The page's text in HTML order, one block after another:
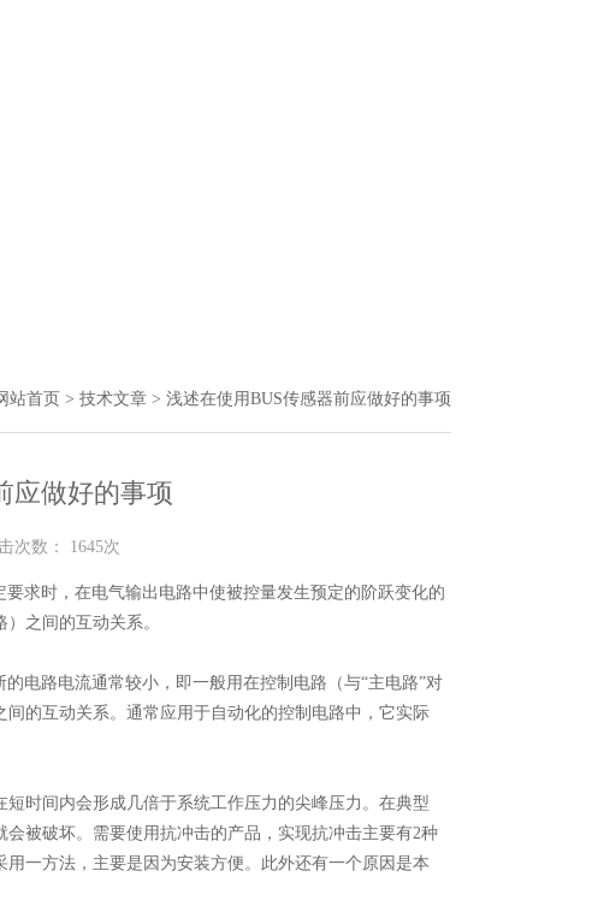
站首页 > 技术文章 > 浅述在使用BUS传感器前应做好的事项
应做好的事项
数： 1645次
求时，在电气输出电路中使被控量发生预定的阶跃变化的
之间的互动关系。
路电流通常较小，即一般用在控制电路（与“主电路”对
的互动关系。通常应用于自动化的控制电路中，它实际
时间内会形成几倍于系统工作压力的尖峰压力。在典型
被破坏。需要使用抗冲击的产品，实现抗冲击主要有2种
一方法，主要是因为安装方便。此外还有一个原因是本